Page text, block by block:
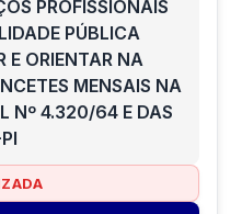
PROFISSIONAIS
PÚBLICA
E ORIENTAR NA
MENSAIS NA
Nº 4.320/64 E DAS